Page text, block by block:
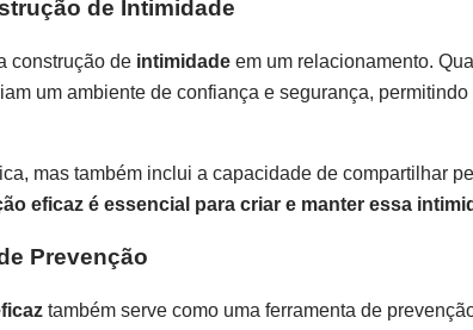
de Intimidade
construção de intimidade em um relacionamento.
um ambiente de confiança e segurança,
mas também inclui a capacidade de compartilhar
eficaz é essencial para criar e manter essa
Prevenção
também serve como uma ferramenta de